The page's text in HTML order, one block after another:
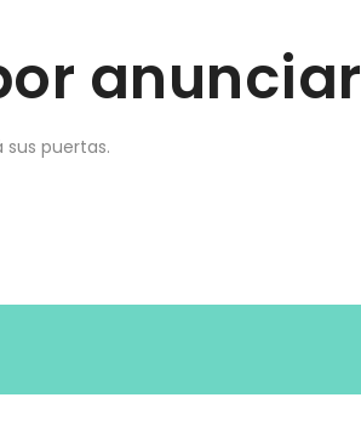
anunciar
puertas.